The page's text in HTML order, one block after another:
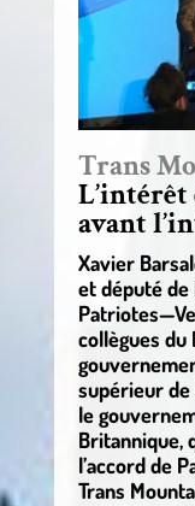
Trans
L’intérêt
avant
Xavier
et député
collègues du
supérieur de
le
Britannique,
l’accord de
Trans